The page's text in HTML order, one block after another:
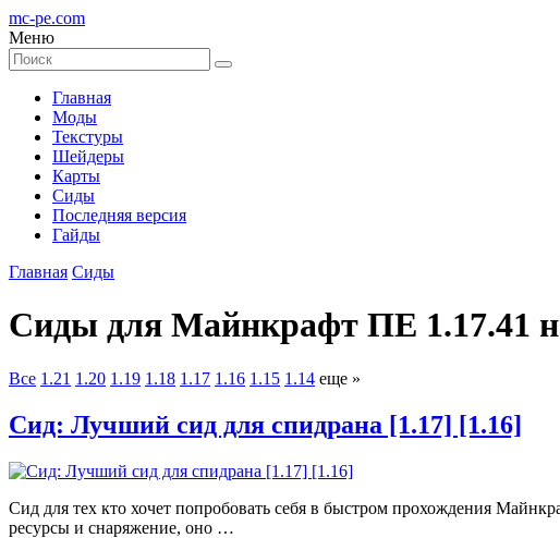
mc-pe.com
Меню
Главная
Моды
Текстуры
Шейдеры
Карты
Сиды
Последняя версия
Гайды
Главная Сиды
Сиды для Майнкрафт ПЕ 1.17.41
Все 1.21 1.20 1.19 1.18 1.17 1.16 1.15 1.14 еще »
Сид: Лучший сид для спидрана [1.17] [1.16]
Сид для тех кто хочет попробовать себя в быстром прохождения
ресурсы и снаряжение, оно …